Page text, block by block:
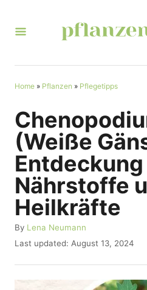
Home » Pflanzen » Pflegetipps
(Weiße
Nährstoffe
Heilkräfte
By A
u
h
o
Lena Neumann
P
s
t
Last updated: August 13, 2024